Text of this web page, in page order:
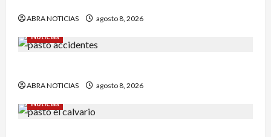
ABRA NOTICIAS
agosto 8, 2026
Noticias
ABRA NOTICIAS
agosto 8, 2026
Noticias